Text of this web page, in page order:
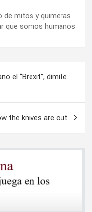
de mitos y quimeras
que somos humanos
el “Brexit”, dimite
the knives are out